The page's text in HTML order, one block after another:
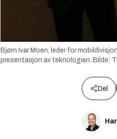
Bjørn Ivar Moen, leder for
presentasjon av teknologien. Bilde:
Del